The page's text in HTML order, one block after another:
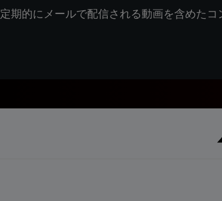
定期的にメールで配信される動画を含めた